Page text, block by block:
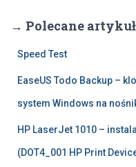
→ Polecane
Speed Test
EaseUS Todo Backup –
system Windows na
HP LaserJet 1010 –
(DOT4_001 HP Print